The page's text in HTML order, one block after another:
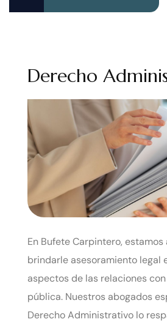
Derecho
En Bufete Carpintero, estamos
brindarle asesoramiento legal
aspectos de las relaciones
pública. Nuestros abogados
Derecho Administrativo lo